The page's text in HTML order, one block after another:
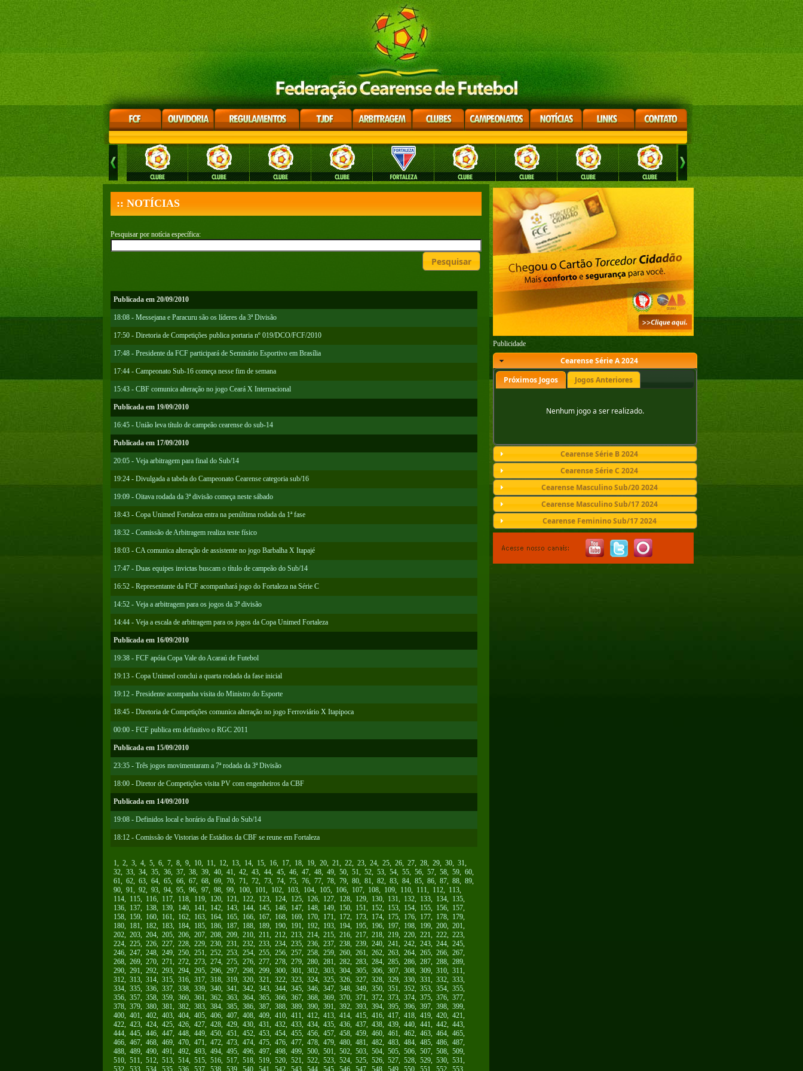
:: NOTÍCIAS
Pesquisar por notícia específica:
Pesquisar
Publicada em 20/09/2010
18:08 - Messejana e Paracuru são os líderes da 3ª Divisão
17:50 - Diretoria de Competições publica portaria nº 019/DCO/FCF/2010
17:48 - Presidente da FCF participará de Seminário Esportivo em Brasília
17:44 - Campeonato Sub-16 começa nesse fim de semana
15:43 - CBF comunica alteração no jogo Ceará X Internacional
Publicada em 19/09/2010
16:45 - União leva título de campeão cearense do sub-14
Publicada em 17/09/2010
20:05 - Veja arbitragem para final do Sub/14
19:24 - Divulgada a tabela do Campeonato Cearense categoria sub/16
19:09 - Oitava rodada da 3ª divisão começa neste sábado
18:43 - Copa Unimed Fortaleza entra na penúltima rodada da 1ª fase
18:32 - Comissão de Arbitragem realiza teste físico
18:03 - CA comunica alteração de assistente no jogo Barbalha X Itapajé
17:47 - Duas equipes invictas buscam o título de campeão do Sub/14
16:52 - Representante da FCF acompanhará jogo do Fortaleza na Série C
14:52 - Veja a arbitragem para os jogos da 3ª divisão
14:44 - Veja a escala de arbitragem para os jogos da Copa Unimed Fortaleza
Publicada em 16/09/2010
19:38 - FCF apóia Copa Vale do Acaraú de Futebol
19:13 - Copa Unimed conclui a quarta rodada da fase inicial
19:12 - Presidente acompanha visita do Ministro do Esporte
18:45 - Diretoria de Competições comunica alteração no jogo Ferroviário X Itapipoca
00:00 - FCF publica em definitivo o RGC 2011
Publicada em 15/09/2010
23:35 - Três jogos movimentaram a 7ª rodada da 3ª Divisão
18:00 - Diretor de Competições visita PV com engenheiros da CBF
Publicada em 14/09/2010
19:08 - Definidos local e horário da Final do Sub/14
18:12 - Comissão de Vistorias de Estádios da CBF se reune em Fortaleza
1, 2, 3, 4, 5, 6, 7, 8, 9, 10, 11, 12, 13, 14, 15, 16, 17, 18, 19, 20, 21, 22, 23, 24, 25, 26, 27, 28, 29, 30, 31,
32, 33, 34, 35, 36, 37, 38, 39, 40, 41, 42, 43, 44, 45, 46, 47, 48, 49, 50, 51, 52, 53, 54, 55, 56, 57, 58, 59, 60,
61, 62, 63, 64, 65, 66, 67, 68, 69, 70, 71, 72, 73, 74, 75, 76, 77, 78, 79, 80, 81, 82, 83, 84, 85, 86, 87, 88, 89,
90, 91, 92, 93, 94, 95, 96, 97, 98, 99, 100, 101, 102, 103, 104, 105, 106, 107, 108, 109, 110, 111, 112, 113,
114, 115, 116, 117, 118, 119, 120, 121, 122, 123, 124, 125, 126, 127, 128, 129, 130, 131, 132, 133, 134, 135,
136, 137, 138, 139, 140, 141, 142, 143, 144, 145, 146, 147, 148, 149, 150, 151, 152, 153, 154, 155, 156, 157,
158, 159, 160, 161, 162, 163, 164, 165, 166, 167, 168, 169, 170, 171, 172, 173, 174, 175, 176, 177, 178, 179,
180, 181, 182, 183, 184, 185, 186, 187, 188, 189, 190, 191, 192, 193, 194, 195, 196, 197, 198, 199, 200, 201,
202, 203, 204, 205, 206, 207, 208, 209, 210, 211, 212, 213, 214, 215, 216, 217, 218, 219, 220, 221, 222, 223,
224, 225, 226, 227, 228, 229, 230, 231, 232, 233, 234, 235, 236, 237, 238, 239, 240, 241, 242, 243, 244, 245,
246, 247, 248, 249, 250, 251, 252, 253, 254, 255, 256, 257, 258, 259, 260, 261, 262, 263, 264, 265, 266, 267,
268, 269, 270, 271, 272, 273, 274, 275, 276, 277, 278, 279, 280, 281, 282, 283, 284, 285, 286, 287, 288, 289,
290, 291, 292, 293, 294, 295, 296, 297, 298, 299, 300, 301, 302, 303, 304, 305, 306, 307, 308, 309, 310, 311,
312, 313, 314, 315, 316, 317, 318, 319, 320, 321, 322, 323, 324, 325, 326, 327, 328, 329, 330, 331, 332, 333,
334, 335, 336, 337, 338, 339, 340, 341, 342, 343, 344, 345, 346, 347, 348, 349, 350, 351, 352, 353, 354, 355,
356, 357, 358, 359, 360, 361, 362, 363, 364, 365, 366, 367, 368, 369, 370, 371, 372, 373, 374, 375, 376, 377,
378, 379, 380, 381, 382, 383, 384, 385, 386, 387, 388, 389, 390, 391, 392, 393, 394, 395, 396, 397, 398, 399,
400, 401, 402, 403, 404, 405, 406, 407, 408, 409, 410, 411, 412, 413, 414, 415, 416, 417, 418, 419, 420, 421,
422, 423, 424, 425, 426, 427, 428, 429, 430, 431, 432, 433, 434, 435, 436, 437, 438, 439, 440, 441, 442, 443,
444, 445, 446, 447, 448, 449, 450, 451, 452, 453, 454, 455, 456, 457, 458, 459, 460, 461, 462, 463, 464, 465,
466, 467, 468, 469, 470, 471, 472, 473, 474, 475, 476, 477, 478, 479, 480, 481, 482, 483, 484, 485, 486, 487,
488, 489, 490, 491, 492, 493, 494, 495, 496, 497, 498, 499, 500, 501, 502, 503, 504, 505, 506, 507, 508, 509,
510, 511, 512, 513, 514, 515, 516, 517, 518, 519, 520, 521, 522, 523, 524, 525, 526, 527, 528, 529, 530, 531,
532, 533, 534, 535, 536, 537, 538, 539, 540, 541 542, 543, 544, 545, 546, 547, 548, 549, 550, 551 552, 553,
Publicidade
Cearense Série A 2024
Próximos Jogos
Jogos Anteriores
Nenhum jogo a ser realizado.
Cearense Série B 2024
Cearense Série C 2024
Cearense Masculino Sub/20 2024
Cearense Masculino Sub/17 2024
Cearense Feminino Sub/17 2024